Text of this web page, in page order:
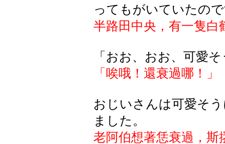
ってもがいていたの
半路田中央，有一隻白
「おお、おお、可愛
「唉哦！還衰過哪！」
おじいさんは可愛そ
ました。
老阿伯想著恁衰過，斯